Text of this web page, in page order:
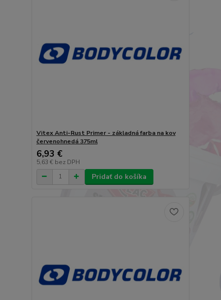
Vitex Anti-Rust Primer - základná farba na kov
červenohnedá 375ml
6,93 €
5,63 € bez DPH
Pridať do košíka